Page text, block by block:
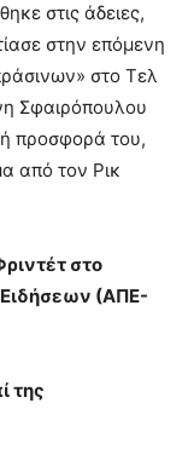
στις άδειες,
στην επόμενη
στο Τελ
Σφαιρόπουλου
προσφορά του,
από τον Ρικ
στο
(ΑΠΕ-
της